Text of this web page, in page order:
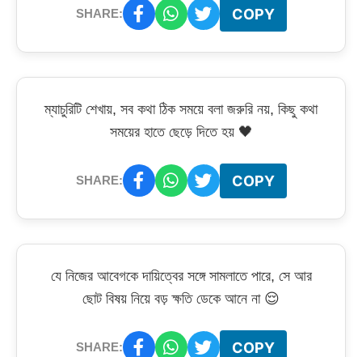
SHARE: COPY
ম্যাচুরিটি শেখায়, সব কথা ঠিক সময়ে বলা জরুরি নয়, কিছু কথা
সময়ের হাতে ছেড়ে দিতে হয় 🖤
SHARE: COPY
যে নিজের আবেগকে দায়িত্বের সঙ্গে সামলাতে পারে, সে আর
ছোট বিষয় নিয়ে বড় ক্ষতি ডেকে আনে না 😌
SHARE: COPY